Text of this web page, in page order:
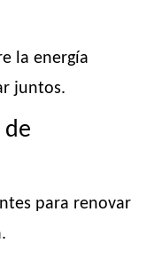
la energía
juntos.
de
para renovar